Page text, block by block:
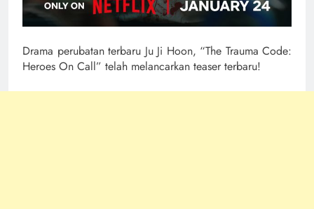
Drama perubatan terbaru Ju Ji Hoon, “The Trauma Code:
Heroes On Call” telah melancarkan teaser terbaru!